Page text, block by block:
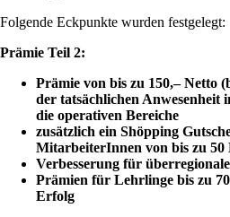
Folgende Eckpunkte wurden festgelegt:
Prämie Teil 2:
Prämie von bis zu 150,– Netto
der tatsächlichen Anwesenheit
die operativen Bereiche
zusätzlich ein Shöpping
MitarbeiterInnen von bis zu 50
Verbesserung für
Prämien für Lehrlinge bis zu
Erfolg